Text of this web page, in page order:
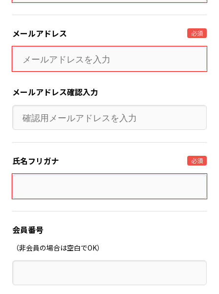
メールアドレス 必須
メールアドレス確認入力
氏名フリガナ 必須
会員番号
（非会員の場合は空白でOK）